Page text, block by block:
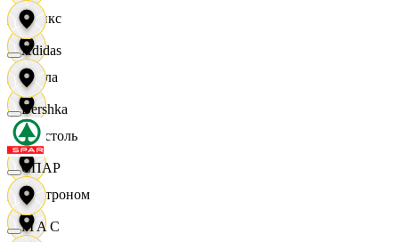
Аникс
Билла
Бристоль
Быстроном
Adidas
Bershka
СПАР
M A C